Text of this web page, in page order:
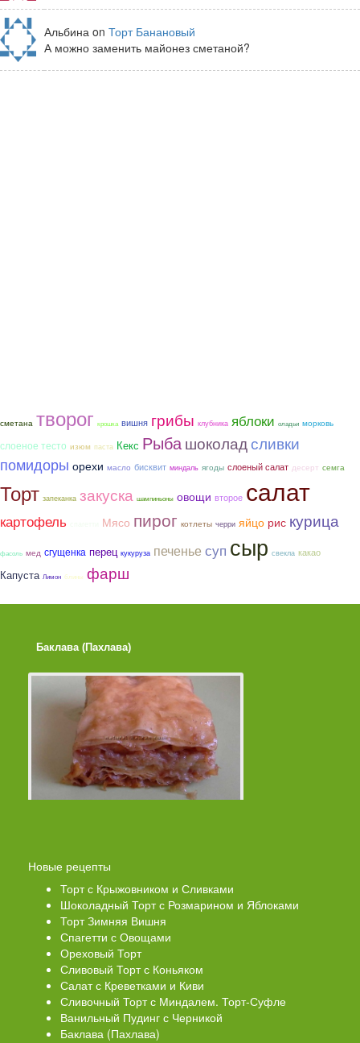
Альбина on Торт Банановый
А можно заменить майонез сметаной?
сметана творог крошка вишня грибы клубника яблоки оладьи морковь
слоеное тесто изюм паста Кекс Рыбашоколадсливки
помидоры орехи масло бисквит миндаль ягоды слоеный салат десерт семга
Торт запеканка закуска шампиньоны овощи второе салат
картофель Мясо пирог котлеты черри яйцо рис курица
фасоль мед сгущенка перец кукуруза печенье суп сыр свекла какао
Капуста Лимон блины фарш
Лимонные Кексики с Сахарной
Новые рецепты
Торт с Крыжовником и Сливками
Шоколадный Торт с Розмарином и Яблоками
Торт Зимняя Вишня
Спагетти с Овощами
Ореховый Торт
Сливовый Торт с Коньяком
Салат с Креветками и Киви
Сливочный Торт с Миндалем. Торт-Суфле
Ванильный Пудинг с Черникой
Баклава (Пахлава)